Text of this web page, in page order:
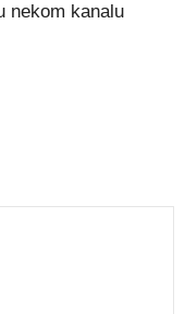
nekom kanalu